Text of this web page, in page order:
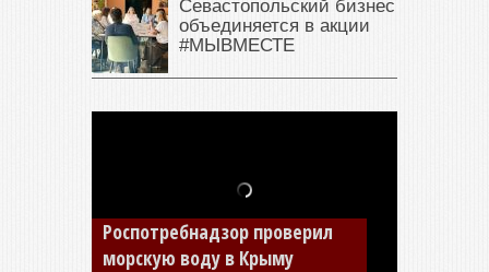
Севастопольский бизнес
объединяется в акции
#МЫВМЕСТЕ
В Крыму у жителя Саки
изъяли автомобиль —
накопил долги по штрафам
ГИБДД